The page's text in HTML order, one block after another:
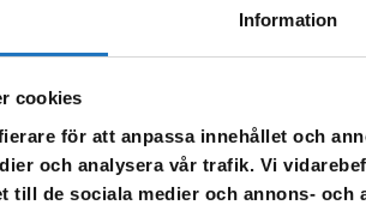
Information
cookies
för att anpassa innehållet och
och analysera vår trafik. Vi
till de sociala medier och annons- och
genom att spola i kranen tills vattnet blir klart